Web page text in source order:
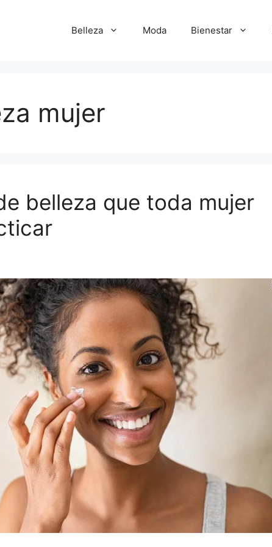
Belleza Moda Bienestar
mujer
belleza que toda mujer